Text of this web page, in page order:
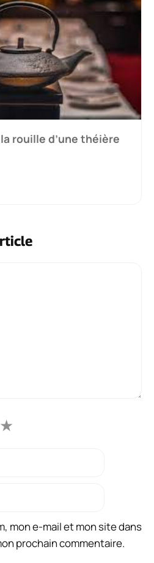
rouille d’une théière
★
mon e-mail et mon site dans
prochain commentaire.